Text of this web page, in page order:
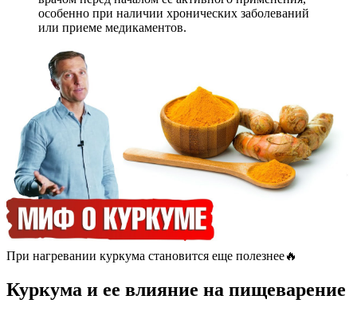
особенно при наличии хронических заболеваний
или приеме медикаментов.
При нагревании куркума становится еще полезнее🔥
Куркума и ее влияние на пищеварение